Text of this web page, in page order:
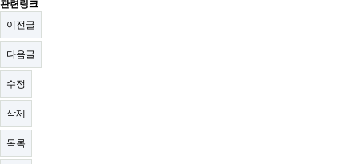
관련링크
이전글
다음글
수정
삭제
목록